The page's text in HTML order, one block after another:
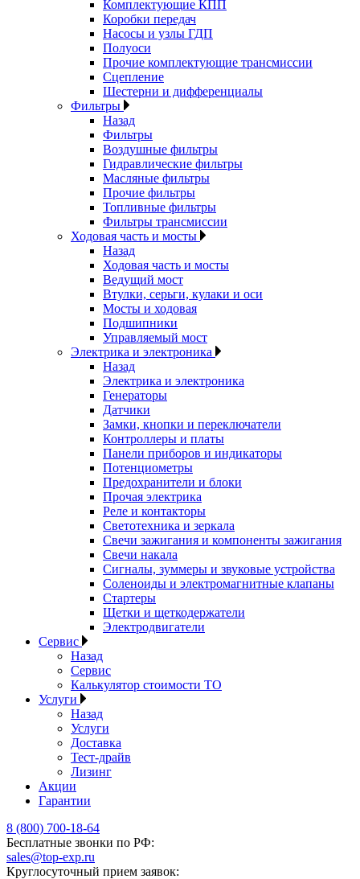
Комплектующие КПП
Коробки передач
Насосы и узлы ГДП
Полуоси
Прочие комплектующие трансмиссии
Сцепление
Шестерни и дифференциалы
Фильтры
Назад
Фильтры
Воздушные фильтры
Гидравлические фильтры
Масляные фильтры
Прочие фильтры
Топливные фильтры
Фильтры трансмиссии
Ходовая часть и мосты
Назад
Ходовая часть и мосты
Ведущий мост
Втулки, серьги, кулаки и оси
Мосты и ходовая
Подшипники
Управляемый мост
Электрика и электроника
Назад
Электрика и электроника
Генераторы
Датчики
Замки, кнопки и переключатели
Контроллеры и платы
Панели приборов и индикаторы
Потенциометры
Предохранители и блоки
Прочая электрика
Реле и контакторы
Светотехника и зеркала
Свечи зажигания и компоненты зажигания
Свечи накала
Сигналы, зуммеры и звуковые устройства
Соленоиды и электромагнитные клапаны
Стартеры
Щетки и щеткодержатели
Электродвигатели
Сервис
Назад
Сервис
Калькулятор стоимости ТО
Услуги
Назад
Услуги
Доставка
Тест-драйв
Лизинг
Акции
Гарантии
8 (800) 700-18-64
Бесплатные звонки по РФ:
sales@top-exp.ru
Круглосуточный прием заявок: